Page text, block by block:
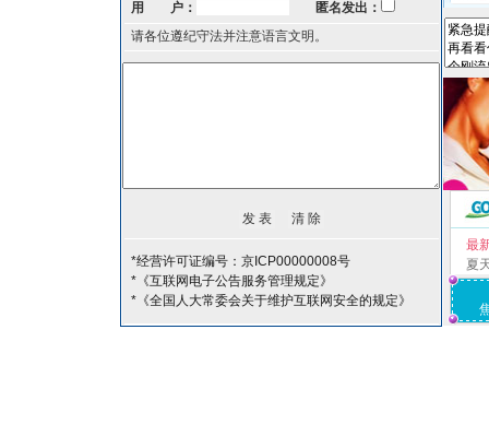
用 户：
匿名发出：
请各位遵纪守法并注意语言文明。
*经营许可证编号：京ICP00000008号
*《互联网电子公告服务管理规定》
*《全国人大常委会关于维护互联网安全的规定》
最
夏